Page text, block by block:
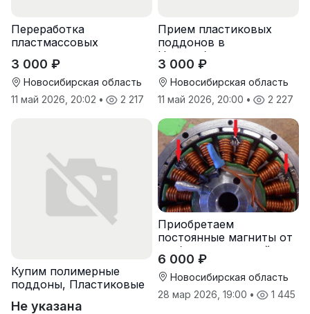
Переработка
пластмассовых
3 000 ₽
Новосибирская область
11 май 2026, 20:02 • 2 217
Прием пластиковых
поддонов в
Новосибирске
3 000 ₽
Новосибирская область
11 май 2026, 20:00 • 2 227
Купим полимерные
поддоны, Пластиковые
Не указана
Приобретаем
постоянные магниты от
разбора двигателей
6 000 ₽
Новосибирская область
28 мар 2026, 19:00 • 1 445